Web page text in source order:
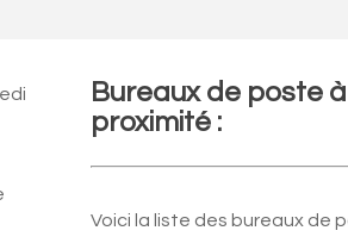
Bureaux de poste à
proximité :
Voici la liste des bureaux de